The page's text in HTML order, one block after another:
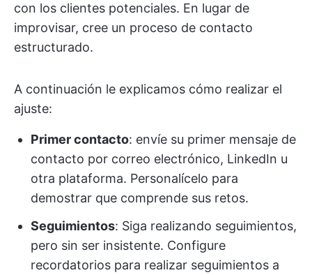
con los clientes potenciales. En lugar de
improvisar, cree un proceso de contacto
estructurado.
A continuación le explicamos cómo realizar el
ajuste:
Primer contacto: envíe su primer mensaje de
contacto por correo electrónico, LinkedIn u
otra plataforma. Personalícelo para
demostrar que comprende sus retos.
Seguimientos: Siga realizando seguimientos,
pero sin ser insistente. Configure
recordatorios para realizar seguimientos a